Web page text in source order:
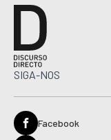
SIGA-NOS
Facebook